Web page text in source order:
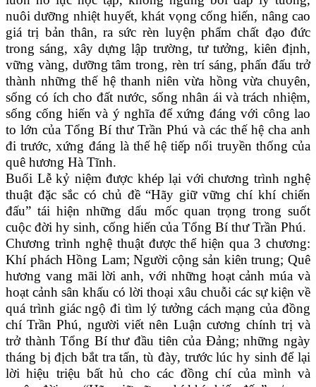
nuôi dưỡng nhiệt huyết, khát vọng cống hiến, nâng cao
giá trị bản thân, ra sức rèn luyện phẩm chất đạo đức
trong sáng, xây dựng lập trường, tư tưởng, kiên định,
vững vàng, dưỡng tâm trong, rèn trí sáng, phấn đấu trở
thành những thế hệ thanh niên vừa hồng vừa chuyên,
sống có ích cho đất nước, sống nhân ái và trách nhiệm,
sống cống hiến và ý nghĩa để xứng đáng với công lao
to lớn của Tổng Bí thư Trần Phú và các thế hệ cha anh
đi trước, xứng đáng là thế hệ tiếp nối truyền thống của
quê hương Hà Tĩnh.
Buổi Lễ kỷ niệm được khép lại với chương trình nghệ
thuật đặc sắc có chủ đề “Hãy giữ vững chí khí chiến
đấu” tái hiện những dấu mốc quan trọng trong suốt
cuộc đời hy sinh, cống hiến của Tổng Bí thư Trần Phú.
Chương trình nghệ thuật được thể hiện qua 3 chương:
Khí phách Hồng Lam; Người cộng sản kiên trung; Quê
hương vang mãi lời anh, với những hoạt cảnh múa và
hoạt cảnh sân khấu có lời thoại xâu chuỗi các sự kiện về
quá trình giác ngộ đi tìm lý tưởng cách mạng của đồng
chí Trần Phú, người viết nên Luận cương chính trị và
trở thành Tổng Bí thư đầu tiên của Đảng; những ngày
tháng bị địch bắt tra tấn, tù đày, trước lúc hy sinh để lại
lời hiệu triệu bất hủ cho các đồng chí của mình và